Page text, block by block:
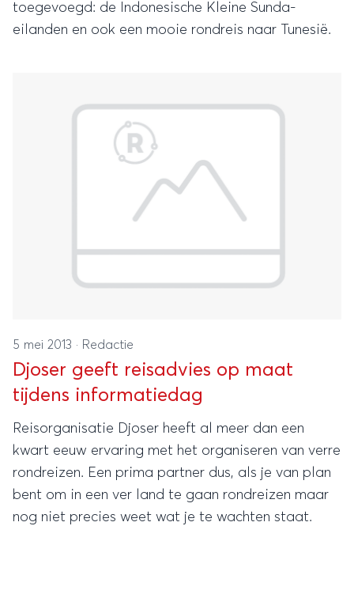
toegevoegd: de Indonesische Kleine Sunda-
eilanden en ook een mooie rondreis naar Tunesië.
5 mei 2013 · Redactie
Djoser geeft reisadvies op maat
tijdens informatiedag
Reisorganisatie Djoser heeft al meer dan een
kwart eeuw ervaring met het organiseren van verre
rondreizen. Een prima partner dus, als je van plan
bent om in een ver land te gaan rondreizen maar
nog niet precies weet wat je te wachten staat.